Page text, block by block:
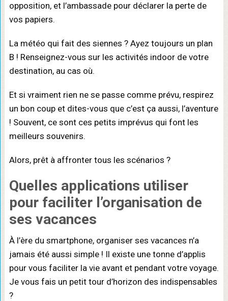
opposition, et l’ambassade pour déclarer la perte de
vos papiers.
La météo qui fait des siennes ? Ayez toujours un plan
B ! Renseignez-vous sur les activités indoor de votre
destination, au cas où.
Et si vraiment rien ne se passe comme prévu, respirez
un bon coup et dites-vous que c’est ça aussi, l’aventure
! Souvent, ce sont ces petits imprévus qui font les
meilleurs souvenirs.
Alors, prêt à affronter tous les scénarios ?
Quelles applications utiliser
pour faciliter l’organisation de
ses vacances
À l’ère du smartphone, organiser ses vacances n’a
jamais été aussi simple ! Il existe une tonne d’applis
pour vous faciliter la vie avant et pendant votre voyage.
Je vous fais un petit tour d’horizon des indispensables
?